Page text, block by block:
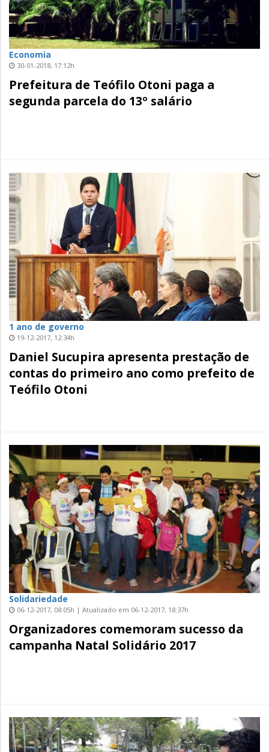
Economia
30-01-2018, 17:12h
Prefeitura de Teófilo Otoni paga a
segunda parcela do 13º salário
1 ano de governo
19-12-2017, 12:34h
Daniel Sucupira apresenta prestação de
contas do primeiro ano como prefeito de
Teófilo Otoni
Solidariedade
06-12-2017, 08:05h | Atualizado em 06-12-2017, 18:37h
Organizadores comemoram sucesso da
campanha Natal Solidário 2017